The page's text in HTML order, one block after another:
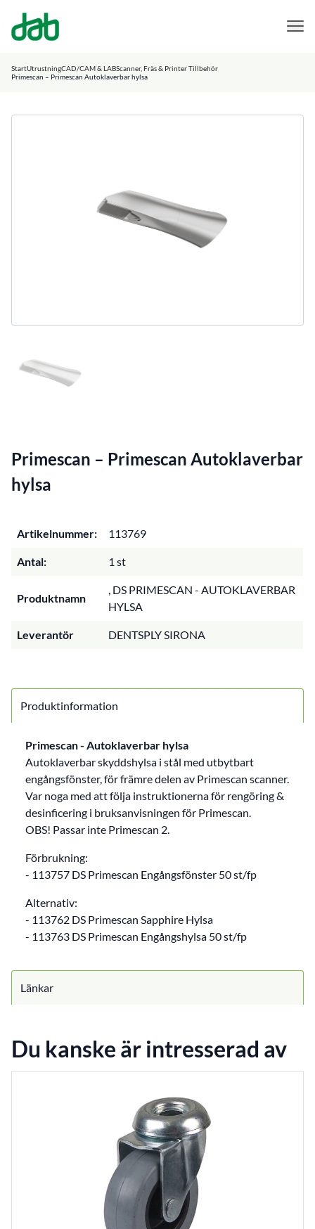
DAB Dental
StartUtrustningCAD/CAM & LABScanner, Fräs & Printer Tillbehör
Primescan – Primescan Autoklaverbar hylsa
Primescan – Primescan Autoklaverbar
hylsa
Artikelnummer: 113769
Antal: 1 st
Produktnamn
, DS PRIMESCAN - AUTOKLAVERBAR
HYLSA
Leverantör DENTSPLY SIRONA
Produktinformation
Primescan - Autoklaverbar hylsa
Autoklaverbar skyddshylsa i stål med utbytbart
engångsfönster, för främre delen av Primescan scanner.
Var noga med att följa instruktionerna för rengöring &
desinficering i bruksanvisningen för Primescan.
OBS! Passar inte Primescan 2.
Förbrukning:
- 113757 DS Primescan Engångsfönster 50 st/fp
Alternativ:
- 113762 DS Primescan Sapphire Hylsa
- 113763 DS Primescan Engångshylsa 50 st/fp
Länkar
Du kanske är intresserad av